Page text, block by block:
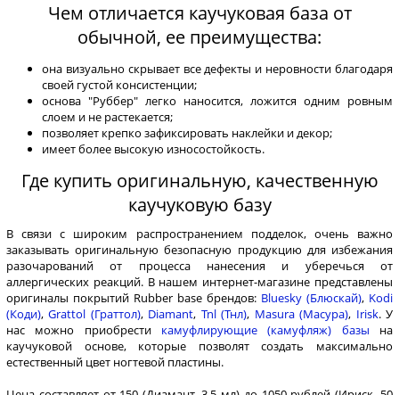
Чем отличается каучуковая база от
обычной, ее преимущества:
она визуально скрывает все дефекты и неровности благодаря
своей густой консистенции;
основа "Руббер" легко наносится, ложится одним ровным
слоем и не растекается;
позволяет крепко зафиксировать наклейки и декор;
имеет более высокую износостойкость.
Где купить оригинальную, качественную
каучуковую базу
В связи с широким распространением подделок, очень важно
заказывать оригинальную безопасную продукцию для избежания
разочарований от процесса нанесения и уберечься от
аллергических реакций. В нашем интернет-магазине представлены
оригиналы покрытий Rubber base брендов: Bluesky (Блюскай), Kodi
(Коди),Grattol (Граттол), Diamant, Tnl (Тнл), Masura (Масура), Irisk. У
нас можно приобрести камуфлирующие (камуфляж) базы на
каучуковой основе, которые позволят создать максимально
естественный цвет ногтевой пластины.